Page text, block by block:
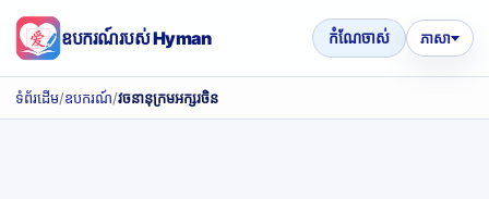
ឧបករណ៍របស់ Hyman កំណែចាស់ ភាសា
ទំព័រដើម/ឧបករណ៍/វចនានុក្រមអក្សរចិន